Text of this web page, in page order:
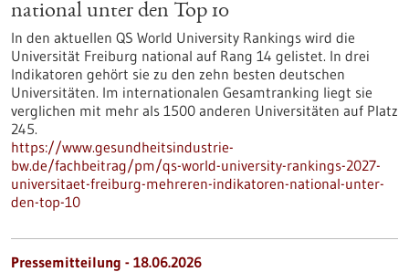
national unter den Top 10
In den aktuellen QS World University Rankings wird die
Universität Freiburg national auf Rang 14 gelistet. In drei
Indikatoren gehört sie zu den zehn besten deutschen
Universitäten. Im internationalen Gesamtranking liegt sie
verglichen mit mehr als 1500 anderen Universitäten auf Platz
245.
https://www.gesundheitsindustrie-
bw.de/fachbeitrag/pm/qs-world-university-rankings-2027-
universitaet-freiburg-mehreren-indikatoren-national-unter-
den-top-10
Pressemitteilung - 18.06.2026